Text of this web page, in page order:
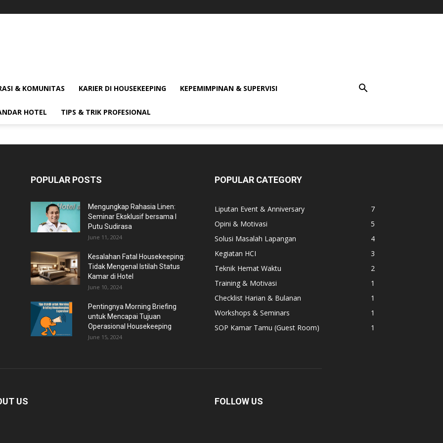
& KOMUNITAS KARIER DI HOUSEKEEPING KEPEMIMPINAN & SUPERVISI
HOTEL TIPS & TRIK PROFESIONAL
POPULAR POSTS
Mengungkap Rahasia Linen:
Seminar Eksklusif bersama I
Putu Sudirasa
June 11, 2024
Kesalahan Fatal Housekeeping:
Tidak Mengenal Istilah Status
Kamar di Hotel
June 10, 2024
Pentingnya Morning Briefing
untuk Mencapai Tujuan
Operasional Housekeeping
June 15, 2024
POPULAR CATEGORY
Liputan Event & Anniversary
7
Opini & Motivasi
5
Solusi Masalah Lapangan
4
Kegiatan HCI
3
Teknik Hemat Waktu
2
Training & Motivasi
1
Checklist Harian & Bulanan
1
Workshops & Seminars
1
SOP Kamar Tamu (Guest Room)
1
US FOLLOW US